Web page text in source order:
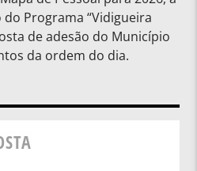
Programa “Vidigueira
de adesão do Município
da ordem do dia.